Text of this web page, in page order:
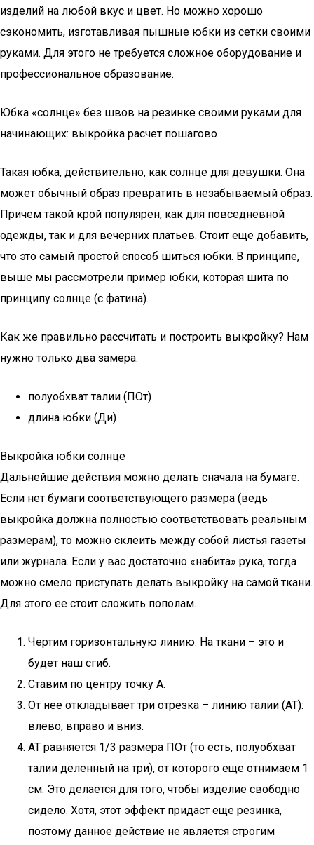
изделий на любой вкус и цвет. Но можно хорошо
сэкономить, изготавливая пышные юбки из сетки своими
руками. Для этого не требуется сложное оборудование и
профессиональное образование.
Юбка «солнце» без швов на резинке своими руками для
начинающих: выкройка расчет пошагово
Такая юбка, действительно, как солнце для девушки. Она
может обычный образ превратить в незабываемый образ.
Причем такой крой популярен, как для повседневной
одежды, так и для вечерних платьев. Стоит еще добавить,
что это самый простой способ шиться юбки. В принципе,
выше мы рассмотрели пример юбки, которая шита по
принципу солнце (с фатина).
Как же правильно рассчитать и построить выкройку? Нам
нужно только два замера:
полуобхват талии (ПОт)
длина юбки (Ди)
Выкройка юбки солнце
Дальнейшие действия можно делать сначала на бумаге.
Если нет бумаги соответствующего размера (ведь
выкройка должна полностью соответствовать реальным
размерам), то можно склеить между собой листья газеты
или журнала. Если у вас достаточно «набита» рука, тогда
можно смело приступать делать выкройку на самой ткани.
Для этого ее стоит сложить пополам.
Чертим горизонтальную линию. На ткани – это и
будет наш сгиб.
Ставим по центру точку А.
От нее откладывает три отрезка – линию талии (АТ):
влево, вправо и вниз.
АТ равняется 1/3 размера ПОт (то есть, полуобхват
талии деленный на три), от которого еще отнимаем 1
см. Это делается для того, чтобы изделие свободно
сидело. Хотя, этот эффект придаст еще резинка,
поэтому данное действие не является строгим